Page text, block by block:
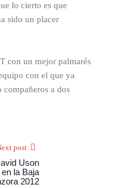
lo cierto es que
sido un placer
con un mejor palmarés
con el que ya
compañeros a dos
post
Uson
la Baja
2012